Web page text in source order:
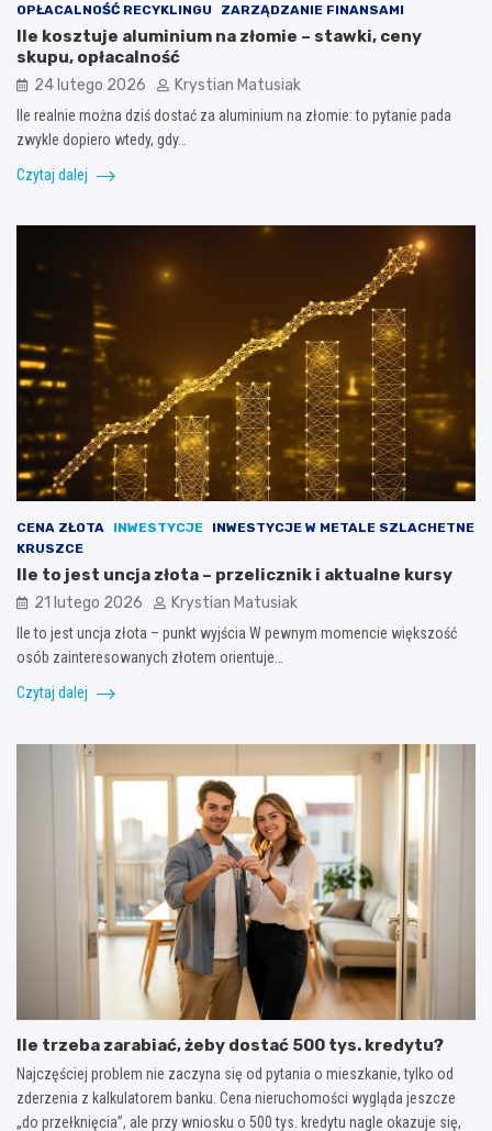
OPŁACALNOŚĆ RECYKLINGU
ZARZĄDZANIE FINANSAMI
Ile kosztuje aluminium na złomie – stawki, ceny
skupu, opłacalność
24 lutego 2026 Krystian Matusiak
Ile realnie można dziś dostać za aluminium na złomie: to pytanie pada
zwykle dopiero wtedy, gdy…
Czytaj dalej
CENA ZŁOTA INWESTYCJE
INWESTYCJE W METALE SZLACHETNE
KRUSZCE
Ile to jest uncja złota – przelicznik i aktualne kursy
21 lutego 2026 Krystian Matusiak
Ile to jest uncja złota – punkt wyjścia W pewnym momencie większość
osób zainteresowanych złotem orientuje…
Czytaj dalej
Ile trzeba zarabiać, żeby dostać 500 tys. kredytu?
Najczęściej problem nie zaczyna się od pytania o mieszkanie, tylko od
zderzenia z kalkulatorem banku. Cena nieruchomości wygląda jeszcze
„do przełknięcia”, ale przy wniosku o 500 tys. kredytu nagle okazuje się,